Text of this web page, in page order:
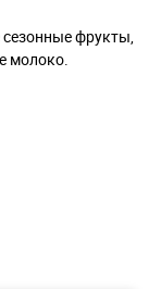
фрукты,
молоко.